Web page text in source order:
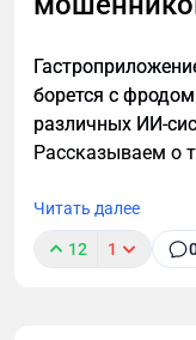
борется с
различных ИИ-
Рассказываем о
Читать далее
12 1